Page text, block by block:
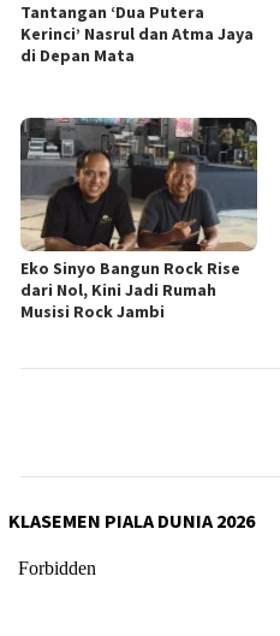
Tantangan ‘Dua Putera
Kerinci’ Nasrul dan Atma Jaya
di Depan Mata
Eko Sinyo Bangun Rock Rise
dari Nol, Kini Jadi Rumah
Musisi Rock Jambi
KLASEMEN PIALA DUNIA 2026